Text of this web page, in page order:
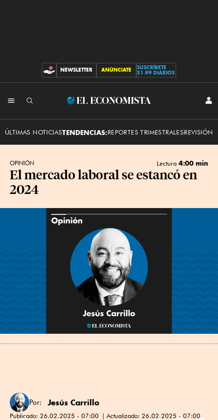
CONTRIBUCIONES
NEWSLETTER ANÚNCIATE
SUSCRÍBETE
$1.99 DIARIOS
El
ÚLTIMAS NOTICIASTENDENCIAS:REPORTES TRIMESTRALESREVISIÓN
OPINIÓN Lectura 4:00 min
El mercado laboral se estancó en
2024
Por: Jesús Carrillo
Publicado: 26.02.2025 - 07:00 Actualizado: 26.02.2025 - 07:00